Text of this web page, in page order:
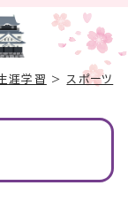
涯学習 > スポーツ